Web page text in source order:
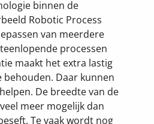
binnen de
Robotic Process
van meerdere
processen
maakt het extra lastig
Daar kunnen
De breedte van de
meer mogelijk dan
Te vaak wordt nog